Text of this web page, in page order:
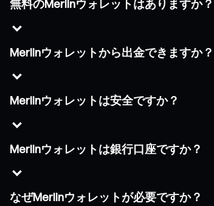
無料のMerlinウォレットはありますか？
Merlinウォレットから出金できますか？
Merlinウォレットは安全ですか？
Merlinウォレットは銀行口座ですか？
なぜMerlinウォレットが必要ですか？